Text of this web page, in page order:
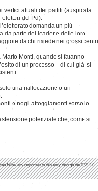
vertici attuali dei partiti (auspicata
elettori del Pd).
domanda un più
da parte dei leader e delle loro
da chi risiede nei grossi centri
Monti, quando si faranno
di un processo – di cui già si
una riallocazione o un
e negli atteggiamenti verso lo
potenziale che, come si
can follow any responses to this entry through theRSS 2.0